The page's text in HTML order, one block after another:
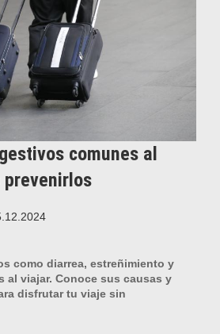
comunes al
como diarrea, estreñimiento y
al viajar. Conoce sus causas y
disfrutar tu viaje sin